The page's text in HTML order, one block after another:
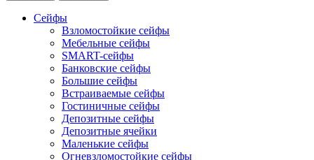
Сейфы
Взломостойкие сейфы
Мебельные сейфы
SMART-сейфы
Банковские сейфы
Большие сейфы
Встраиваемые сейфы
Гостиничные сейфы
Депозитные сейфы
Депозитные ячейки
Маленькие сейфы
Огневзломостойкие сейфы